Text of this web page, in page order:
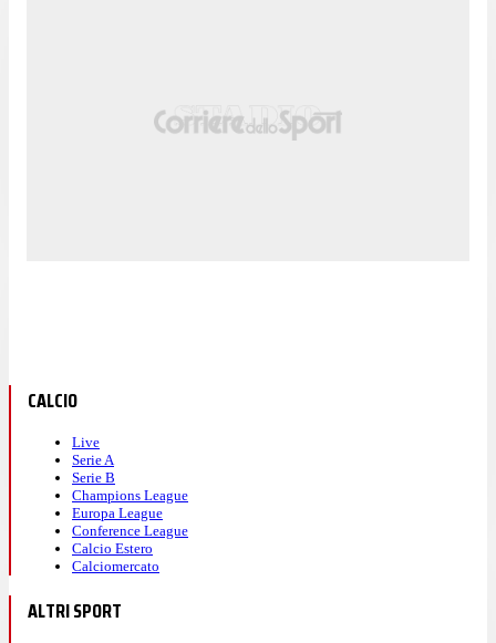
CALCIO
Live
Serie A
Serie B
Champions League
Europa League
Conference League
Calcio Estero
Calciomercato
ALTRI SPORT